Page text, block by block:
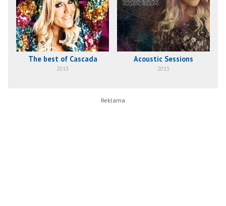
The best of Cascada
2013
Acoustic Sessions
2013